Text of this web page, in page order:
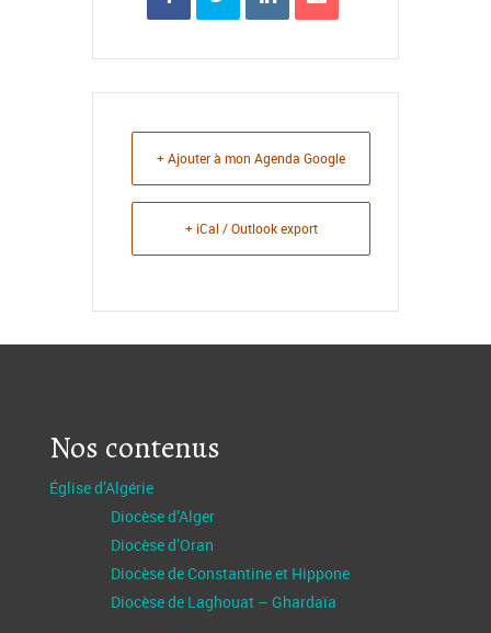
+ Ajouter à mon Agenda Google
+ iCal / Outlook export
Nos contenus
Église d’Algérie
Diocèse d’Alger
Diocèse d’Oran
Diocèse de Constantine et Hippone
Diocèse de Laghouat – Ghardaïa